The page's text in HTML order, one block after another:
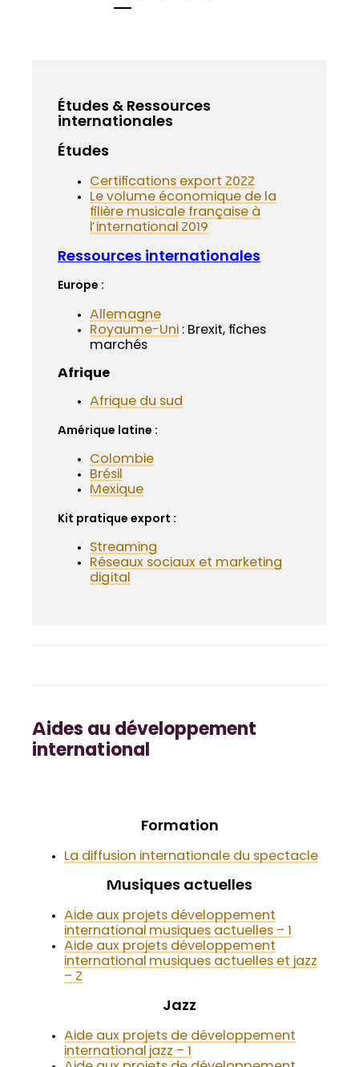
Études & Ressources
internationales
Études
Certifications export 2022
Le volume économique de la
filière musicale française à
l’international 2019
Ressources internationales
Europe :
Allemagne
Royaume-Uni : Brexit, fiches
marchés
Afrique
Afrique du sud
Amérique latine :
Colombie
Brésil
Mexique
Kit pratique export :
Streaming
Réseaux sociaux et marketing
digital
Aides au développement
international
Formation
La diffusion internationale du spectacle
Musiques actuelles
Aide aux projets développement
international musiques actuelles – 1
Aide aux projets développement
international musiques actuelles et jazz
– 2
Jazz
Aide aux projets de développement
international jazz – 1